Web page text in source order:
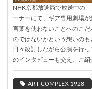
NHK京都放送局で放送中の
ーナーにて、ギア専用劇場が
言葉を使わないことへのこ
のではないかという想いのも
日々改訂しながら公演を行
のインタビューも交え、ご紹
ART COMPLEX 1928